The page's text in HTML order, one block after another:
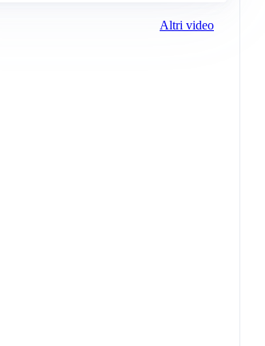
Altri video